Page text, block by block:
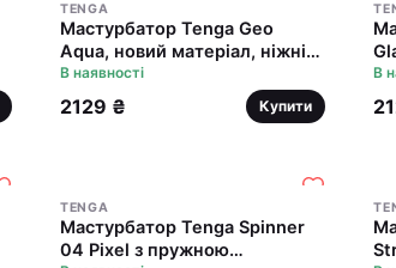
TENGA
Мастурбатор Tenga Geo
Aqua, новий матеріал, ніжні
хвилі, новий ступінь розвитку
Tenga Egg
В наявності
2129 ₴ Купити
В
TENGA
Мастурбатор Tenga Spinner
04 Pixel з пружною